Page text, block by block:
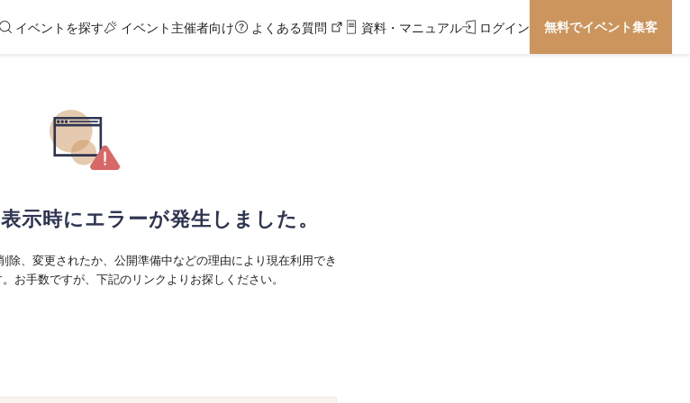
イベントを探す イベント主催者向け よくある質問 資料・マニュアル ログイン 無料でイベント集客
示時にエラーが発生しました。
除、変更されたか、公開準備中などの理由により現在利用でき
お手数ですが、下記のリンクよりお探しください。